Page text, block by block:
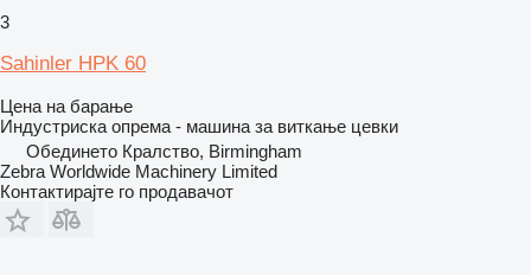
3
Sahinler HPK 60
Цена на барање
Индустриска опрема - машина за виткање цевки
Обединето Кралство, Birmingham
Zebra Worldwide Machinery Limited
Контактирајте го продавачот